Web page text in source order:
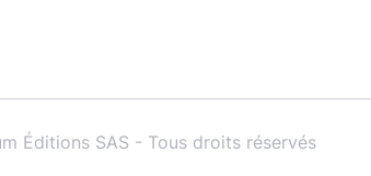
Éditions SAS - Tous droits réservés